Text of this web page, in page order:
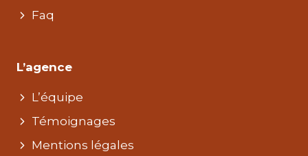
Faq
L’agence
L’équipe
Témoignages
Mentions légales